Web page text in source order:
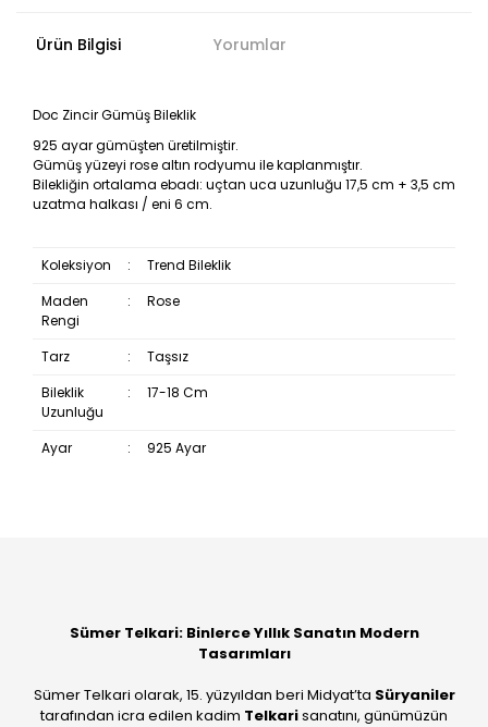
Ürün Bilgisi Yorumlar
Doc Zincir Gümüş Bileklik
925 ayar gümüşten üretilmiştir.
Gümüş yüzeyi rose altın rodyumu ile kaplanmıştır.
Bilekliğin ortalama ebadı: uçtan uca uzunluğu 17,5 cm + 3,5 cm
uzatma halkası / eni 6 cm.
Koleksiyon :
Trend Bileklik
Maden
Rengi
: Rose
Tarz :
Taşsız
Bileklik
Uzunluğu
: 17-18 Cm
Ayar : 925 Ayar
Sümer Telkari: Binlerce Yıllık Sanatın Modern
Tasarımları
Sümer Telkari olarak, 15. yüzyıldan beri Midyat’ta Süryaniler
tarafından icra edilen kadim Telkarisanatını, günümüzün